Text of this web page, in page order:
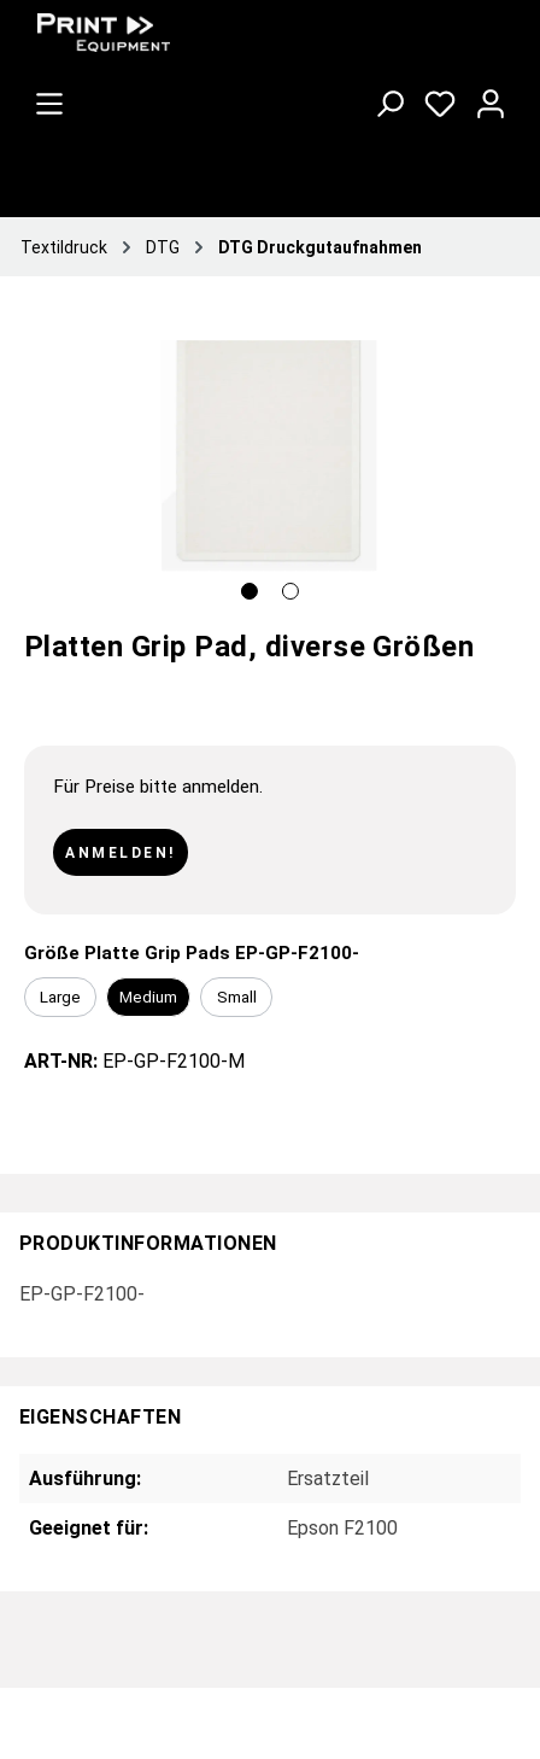
Textildruck DTG DTG Druckgutaufnahmen
Platten Grip Pad, diverse Größen
Für Preise bitte anmelden.
ANMELDEN!
Größe Platte Grip Pads EP-GP-F2100-
Large Medium Small
ART-NR: EP-GP-F2100-M
PRODUKTINFORMATIONEN
EP-GP-F2100-
EIGENSCHAFTEN
Ausführung: Ersatzteil
Geeignet für: Epson F2100